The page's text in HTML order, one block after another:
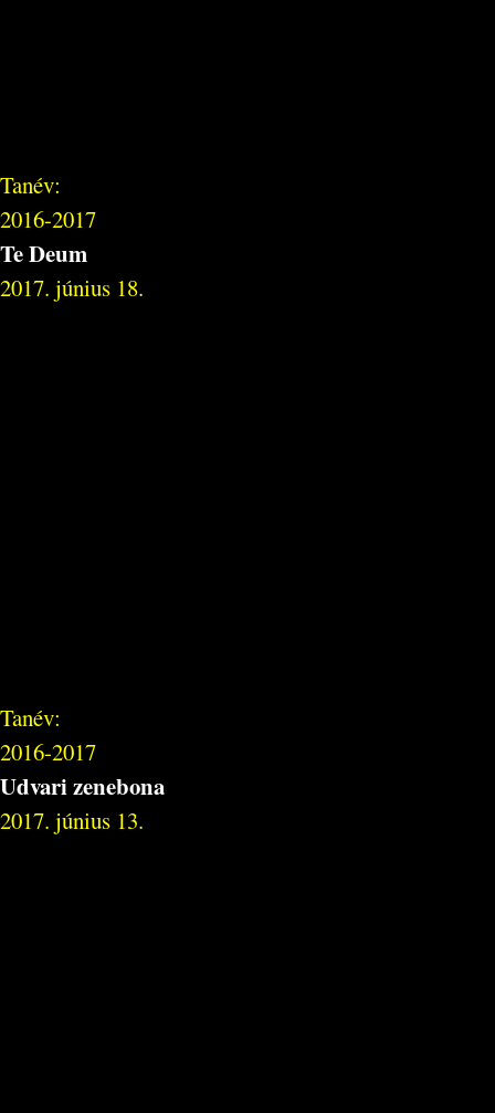
Tanév:
2016-2017
Te Deum
2017. június 18.
Tanév:
2016-2017
Udvari zenebona
2017. június 13.